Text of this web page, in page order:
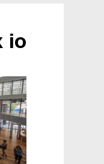
io